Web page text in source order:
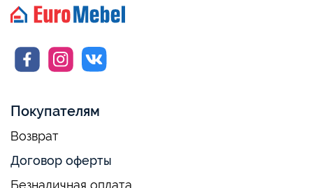
Покупателям
Возврат
Договор оферты
Безналичная оплата